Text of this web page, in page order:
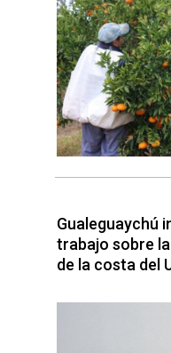
Gualeguaychú
trabajo sobre
de la costa del